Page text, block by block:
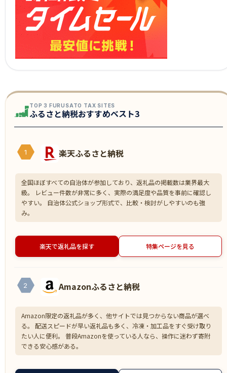
TOP 3 FURUSATO TAX SITES
ふるさと納税おすすめベスト3
1 楽天ふるさと納税
全国ほぼすべての自治体が参加しており、返礼品の掲載数は業界最大
級。 レビュー件数が非常に多く、実際の満足度や品質を事前に確認し
やすい。 自治体公式ショップ形式で、比較・検討がしやすいのも強
み。
楽天で返礼品を探す 特集ページを見る
2 Amazonふるさと納税
Amazon限定の返礼品が多く、他サイトでは見つからない商品が選べ
る。 配送スピードが早い返礼品も多く、冷凍・加工品をすぐ受け取り
たい人に便利。 普段Amazonを使っている人なら、操作に迷わず寄附
できる安心感がある。